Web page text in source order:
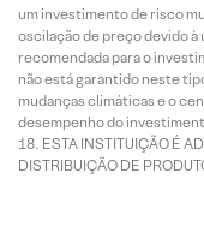
um investimento de risco
oscilação de preço devido à
recomendada para o
não está garantido neste
mudanças climáticas e o
desempenho do
ESTA INSTITUIÇÃO É
DISTRIBUIÇÃO DE